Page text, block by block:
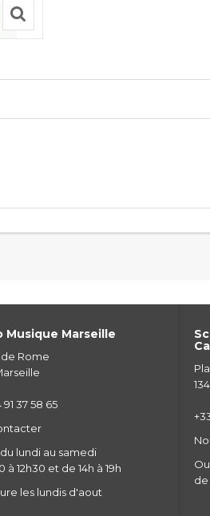
Musique Marseille
Rome
37 58 65
lundi au samedi
à 12h30 et de 14h à 19h
les lundis d'aout
de